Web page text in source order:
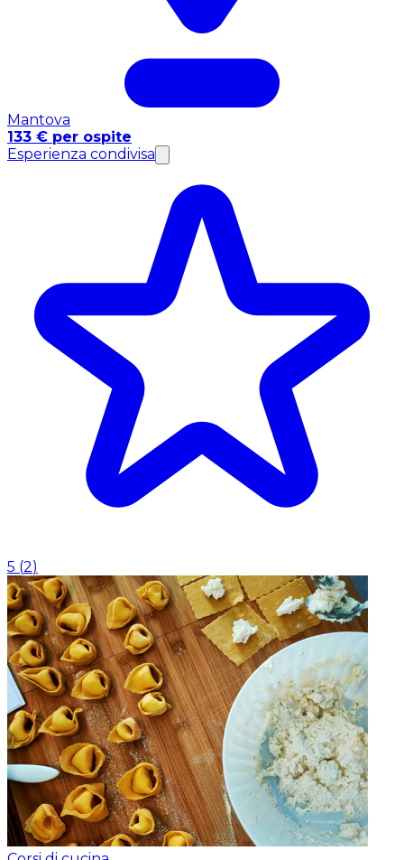
Mantova
133 € per ospite
Esperienza condivisa
5 (2)